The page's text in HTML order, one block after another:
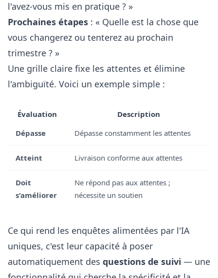
l'avez-vous mis en pratique ? »
Prochaines étapes : « Quelle est la chose que
vous changerez ou tenterez au prochain
trimestre ? »
Une grille claire fixe les attentes et élimine
l'ambiguïté. Voici un exemple simple :
Évaluation
Description
Dépasse
Dépasse constamment les attentes
Atteint Livraison conforme aux attentes
Doit
s'améliorer
Ne répond pas aux attentes ;
nécessite un soutien
Ce qui rend les enquêtes alimentées par l'IA
uniques, c'est leur capacité à poser
automatiquement des questions de suivi — une